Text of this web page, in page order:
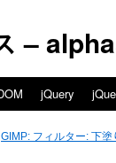
–
jQuery
GIMP: フィルター: 下